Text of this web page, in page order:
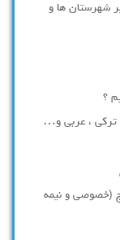
شهرستان ها و
؟
ترکی ، عربی و…
(خصوصی و نیمه